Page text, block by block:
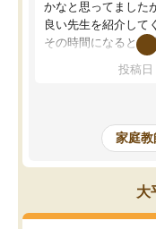
かなと思ってました
良い先生を紹介して
その時間になると自
を開いてzoomを繋
た！5科目なんでも
めて1年ほどだった
科目が増えてきま
であるので無料の週
がら頑張って欲しい
投稿日
家庭
大